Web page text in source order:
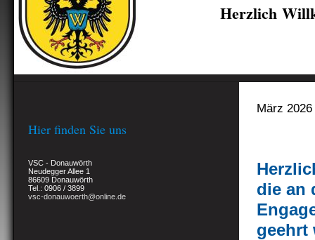
Herzlich
Hier finden Sie uns
VSC - Donauwörth
Neudegger Allee 1
86609 Donauwörth
Tel.: 0906 / 3899
vsc-donauwoerth@online.de
März 2026
die an
geehrt